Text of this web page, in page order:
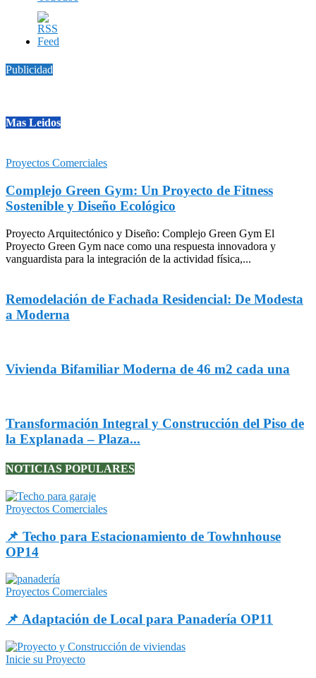
Publicidad
Mas Leidos
Proyectos Comerciales
Complejo Green Gym: Un Proyecto de Fitness
Sostenible y Diseño Ecológico
Proyecto Arquitectónico y Diseño: Complejo Green Gym El
Proyecto Green Gym nace como una respuesta innovadora y
vanguardista para la integración de la actividad física,...
Remodelación de Fachada Residencial: De Modesta
a Moderna
Vivienda Bifamiliar Moderna de 46 m2 cada una
Transformación Integral y Construcción del Piso de
la Explanada – Plaza...
NOTICIAS POPULARES
Proyectos Comerciales
📌 Techo para Estacionamiento de Towhnhouse
OP14
Proyectos Comerciales
📌 Adaptación de Local para Panadería OP11
Inicie su Proyecto